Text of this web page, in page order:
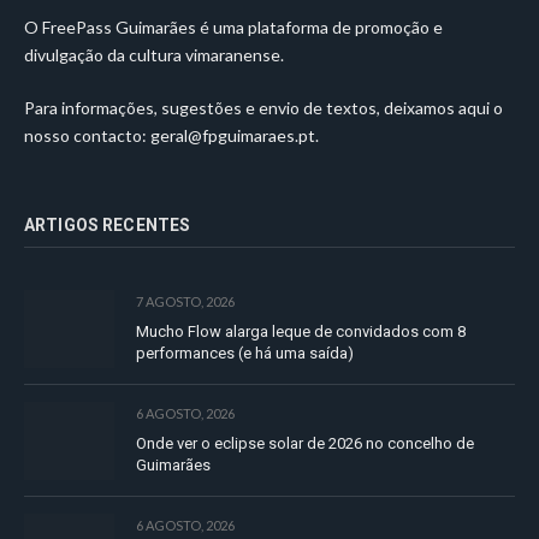
O FreePass Guimarães é uma plataforma de promoção e
divulgação da cultura vimaranense.
Para informações, sugestões e envio de textos, deixamos aqui o
nosso contacto: geral@fpguimaraes.pt.
ARTIGOS RECENTES
7 AGOSTO, 2026
Mucho Flow alarga leque de convidados com 8
performances (e há uma saída)
6 AGOSTO, 2026
Onde ver o eclipse solar de 2026 no concelho de
Guimarães
6 AGOSTO, 2026